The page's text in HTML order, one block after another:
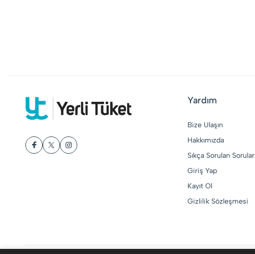
Yardım
Bize Ulaşın
Hakkımızda
Sıkça Sorulan Sorular
Giriş Yap
Kayıt Ol
Gizlilik Sözleşmesi